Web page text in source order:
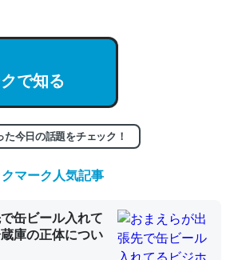
いので貴重な良記事。/続編来た
entry/2023/03/27
ついての考察（１） - conceptualization
「ずっと前の伏線」は回収されないけ
には多い分量。進化すればするほど分
で知る
今日の話題をチェック！
マーク人気記事
缶ビール入れて
庫の正体につい